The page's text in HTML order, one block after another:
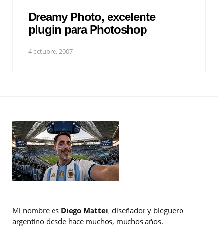
Dreamy Photo, excelente
plugin para Photoshop
4 octubre, 2007
Mi nombre es Diego Mattei, diseñador y bloguero
argentino desde hace muchos, muchos años.